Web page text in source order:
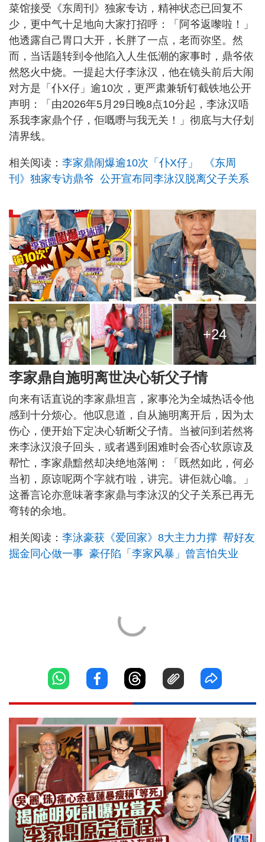
菜馆接受《东周刊》独家专访，精神状态已回复不
少，更中气十足地向大家打招呼：「阿爷返嚟啦！」
他透露自己胃口大开，长胖了一点，老而弥坚。然
而，当话题转到令他陷入人生低潮的家事时，鼎爷依
然怒火中烧。一提起大仔李泳汉，他在镜头前后大闹
对方是「仆X仔」逾10次，更严肃兼斩钉截铁地公开
声明：「由2026年5月29日晚8点10分起，李泳汉唔
系我李家鼎个仔，佢嘅嘢与我无关！」彻底与大仔划
清界线。
相关阅读： 李家鼎闹爆逾10次「仆X仔」 《东周
刊》独家专访鼎爷 公开宣布同李泳汉脱离父子关系
+24
李家鼎自施明离世决心斩父子情
向来有话直说的李家鼎坦言，家事沦为全城热话令他
感到十分烦心。他叹息道，自从施明离开后，因为太
伤心，便开始下定决心斩断父子情。当被问到若然将
来李泳汉浪子回头，或者遇到困难时会否心软原谅及
帮忙，李家鼎黯然却决绝地落闸：「既然如此，何必
当初，原谅呢两个字就冇啦，讲完。讲佢就心噏。」
这番言论亦意味著李家鼎与李泳汉的父子关系已再无
弯转的余地。
相关阅读： 李泳豪获《爱回家》8大主力力撑 帮好友
掘金同心做一事 豪仔陷「李家风暴」曾言怕失业